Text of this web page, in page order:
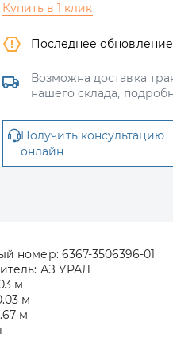
Купить в 1 клик
Последнее
Возможна доставка
нашего склада,
Получить консультацию
онлайн
номер: 6367-3506396-01
АЗ УРАЛ
м
м
м